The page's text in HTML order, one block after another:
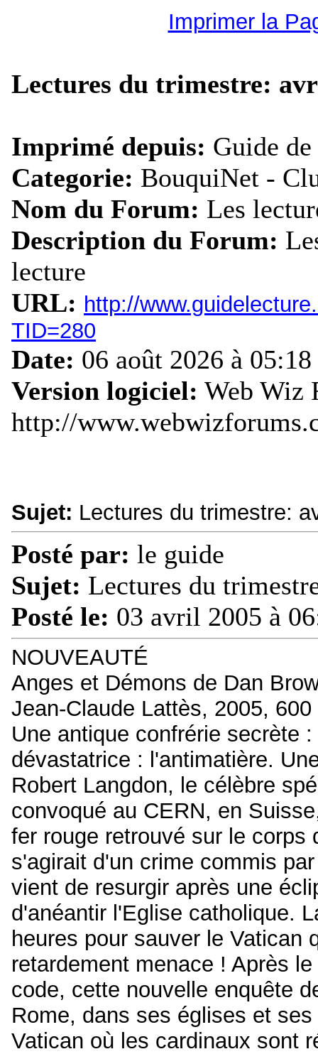
Imprimer la
Lectures du trimestre:
Imprimé depuis: Guide
Categorie: BouquiNet -
Nom du Forum: Les
Description du Forum:
lecture
URL: http://
TID=280
Date: 06 août 2026 à 05:18
Version logiciel: Web Wiz
http://
Sujet: Lectures du trimestre:
Posté par: le guide
Sujet: Lectures du
Posté le: 03 avril 2005 à
NOUVEAUTÉ
Anges et Démons de Dan
Jean-Claude Lattès, 2005,
Une antique confrérie secrète
dévastatrice : l'antimatière.
Robert Langdon, le célèbre
convoqué au CERN, en
fer rouge retrouvé sur le
s'agirait d'un crime commis
vient de resurgir après une
d'anéantir l'Eglise catholique.
heures pour sauver le Vatican
retardement menace ! Après
code, cette nouvelle enquête
Rome, dans ses églises et
Vatican où les cardinaux sont